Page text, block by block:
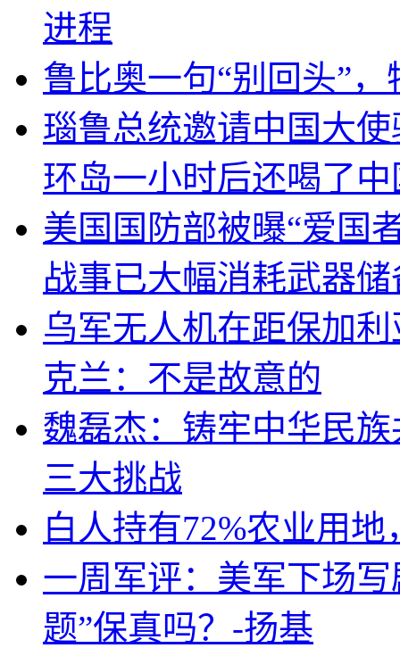
进程
鲁比奥一句“别回头”
瑙鲁总统邀请中国大
环岛一小时后还喝了
美国国防部被曝“爱国
战事已大幅消耗武器储
乌军无人机在距保加
克兰：不是故意的
魏磊杰：铸牢中华民
三大挑战
白人持有72%农业用
一周军评：美军下场
题”保真吗？-扬基